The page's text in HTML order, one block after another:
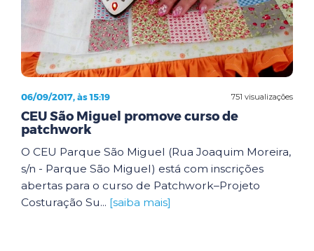
751 visualizações
06/09/2017, às 15:19
CEU São Miguel promove curso de
patchwork
O CEU Parque São Miguel (Rua Joaquim Moreira,
s/n - Parque São Miguel) está com inscrições
abertas para o curso de Patchwork–Projeto
Costuração Su... [saiba mais]